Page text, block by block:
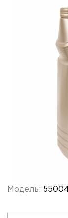
Модель: